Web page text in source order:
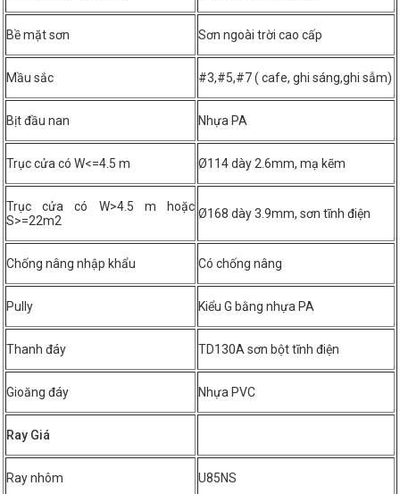
Bề mặt sơn Sơn ngoài trời cao cấp
Mầu sắc #3,#5,#7 ( cafe, ghi sáng,ghi sẫm)
Bịt đầu nan Nhựa PA
Trục cửa có W<=4.5 m Ø114 dày 2.6mm, mạ kẽm
Trục cửa có W>4.5 m hoặc
S>=22m2
Ø168 dày 3.9mm, sơn tĩnh điện
Chống nâng nhập khẩu Có chống nâng
Pully Kiểu G bằng nhựa PA
Thanh đáy TD130A sơn bột tĩnh điện
Gioăng đáy Nhựa PVC
Ray Giá
Ray nhôm U85NS